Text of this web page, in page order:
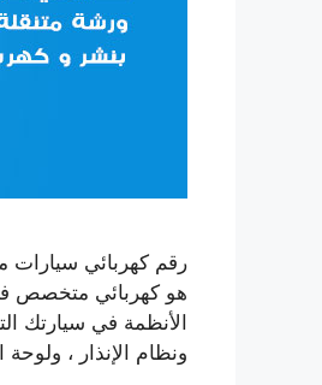
رقم كهربائي سيارات
هو كهربائي متخصص في
الأنظمة في سيارتك
ونظام الإنذار ، ولوحة